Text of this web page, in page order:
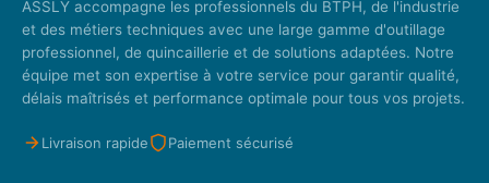
ASSLY accompagne les professionnels du BTPH, de l'industrie
et des métiers techniques avec une large gamme d'outillage
professionnel, de quincaillerie et de solutions adaptées. Notre
équipe met son expertise à votre service pour garantir qualité,
délais maîtrisés et performance optimale pour tous vos projets.
Livraison rapide Paiement sécurisé